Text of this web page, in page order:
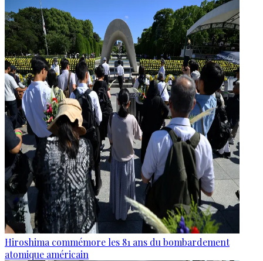
Hiroshima commémore les 81 ans du bombardement
atomique américain